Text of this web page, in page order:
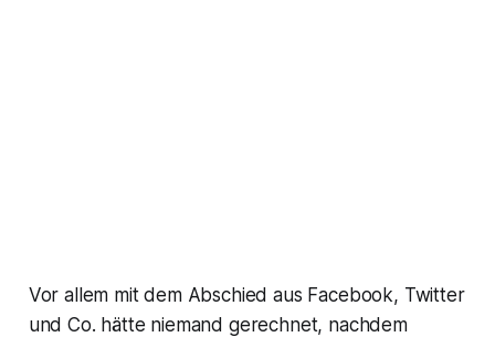
Vor allem mit dem Abschied aus Facebook, Twitter
und Co. hätte niemand gerechnet, nachdem